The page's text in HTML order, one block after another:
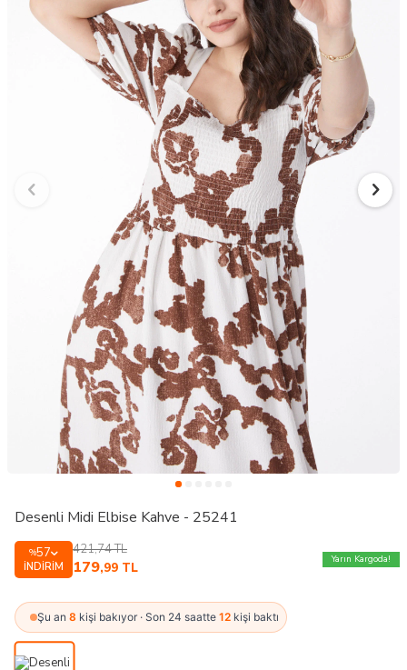
Desenli Midi Elbise Kahve - 25241
%57
İNDIRIM
421,74TL
179,99 TL
Yarın Kargoda!
Şu an 8 kişi bakıyor · Son 24 saatte 12 kişi baktı